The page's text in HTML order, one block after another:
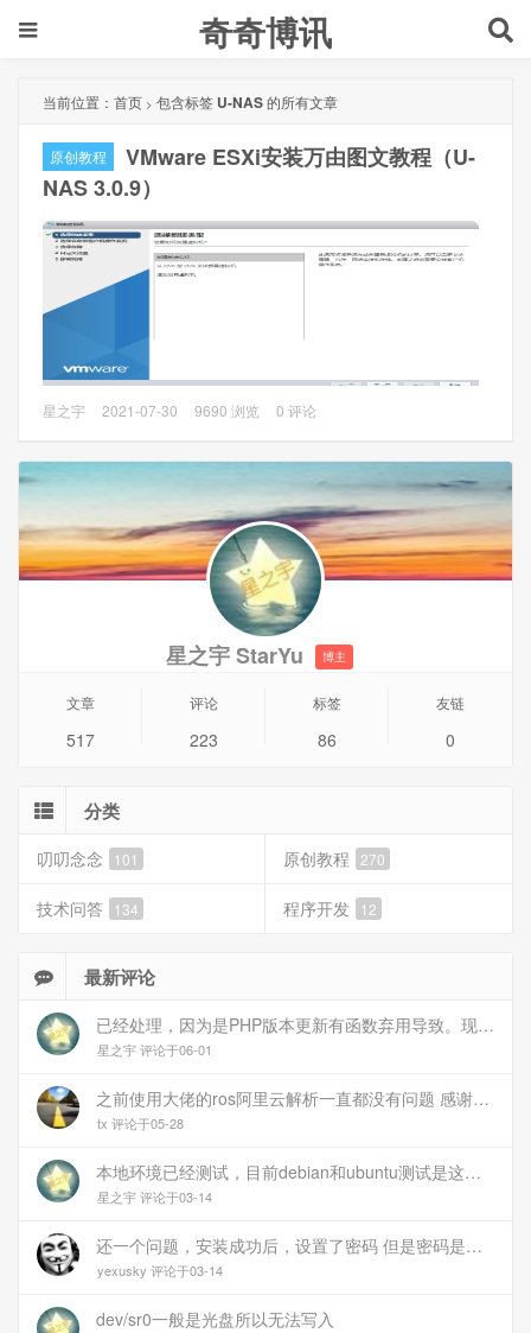
奇奇博讯
当前位置： 首页 > 包含标签 U-NAS的所有文章
原创教程
VMware ESXi安装万由图文教程（U-
NAS 3.0.9）
什么是万由OS（以下简称U-NAS OS）？
享数据、高清播放等功能为一体的NAS操作系统。通过基于
Web的桌面式管理系统以及各种客户端软件，可以直观、便
捷地对您的NAS、手机、PC以及私有云上的数据进行管理。
其实是类似群晖、Freenas的NAS系统，这个是基于linux开发
的，完全免费的NAS系统。
以下图文介绍下ESXi如何安装U-NAS。
如何安装ESXi，可以看看教程《VMware ESXi7.0U2图文安
星之宇 2021-07-30 9690 浏览 0 评论
星之宇 StarYu 博主
文章
517
评论
223
标签
86
友链
0
分类
叨叨念念 101 原创教程 270
技术问答 134 程序开发 12
最新评论
已经处理，因为是PHP版本更新有函数弃用导致。现已经修复
星之宇 评论于06-01
之前使用大佬的ros阿里云解析一直都没有问题 感谢大佬 但上个月开始阿里云的解析返回日志总是出错 日志值为alidns update error,不知为什么 所以请教一下大佬
tx 评论于05-28
本地环境已经测试，目前debian和ubuntu测试是这样的，可能就是第1设备是光驱的问题，没把文件导入进去吧
星之宇 评论于03-14
还一个问题，安装成功后，设置了密码 但是密码是空的
yexusky 评论于03-14
dev/sr0一般是光盘所以无法写入